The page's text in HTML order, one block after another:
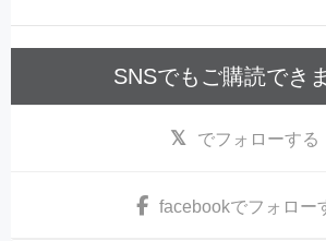
SNSでもご購読でき
でフォローする
facebookでフォロー